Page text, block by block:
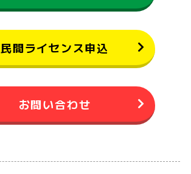
民間ライセンス申込
お問い合わせ